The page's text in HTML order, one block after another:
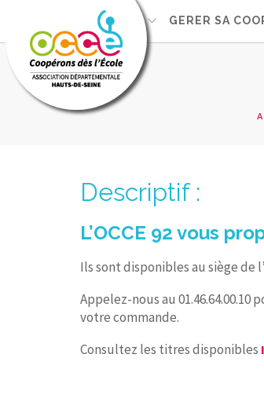
L'OCCE92 GERER SA
Descriptif :
L’OCCE 92 vous
Ils sont disponibles au siège de
Appelez-nous au
votre commande.
Consultez les titres disponibles